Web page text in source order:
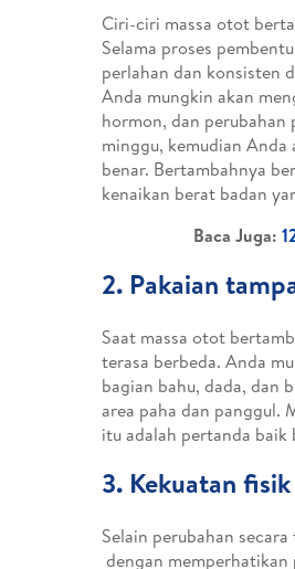
Ciri-ciri massa otot
Selama proses
perlahan dan konsisten
Anda mungkin akan
hormon, dan perubahan
minggu, kemudian
benar. Bertambahnya
kenaikan berat badan
Baca Juga:
2. Pakaian
Saat massa otot
terasa berbeda. Anda
bagian bahu, dada, dan
area paha dan panggul.
itu adalah pertanda baik
3. Kekuatan
Selain perubahan
dengan